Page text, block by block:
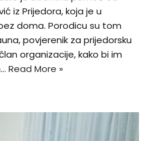
iz Prijedora, koja je u
doma. Porodicu su tom
povjerenik za prijedorsku
organizacije, kako bi im
Read More »